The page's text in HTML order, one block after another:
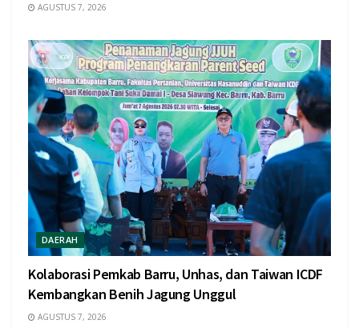
AGUSTUS 7, 2026
DAERAH
Kolaborasi Pemkab Barru, Unhas, dan Taiwan ICDF
Kembangkan Benih Jagung Unggul
AGUSTUS 7, 2026